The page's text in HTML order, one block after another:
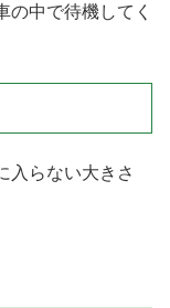
の中で待機してく
入らない大きさ